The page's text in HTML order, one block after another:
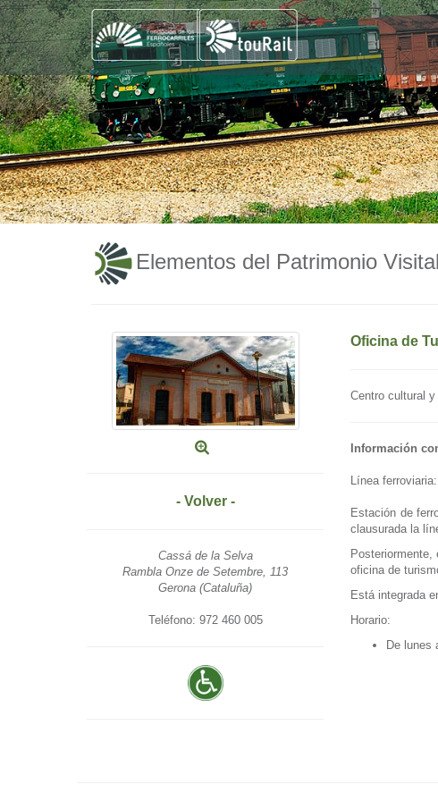
Elementos del Patrimonio
- Volver -
Cassá de la Selva
Rambla Onze de Setembre, 113
Gerona (Cataluña)
Teléfono: 972 460 005
Oficina de
Centro cultural
Información
Línea
Estación de
clausurada la
oficina de
Está integrada
Horario:
De lunes